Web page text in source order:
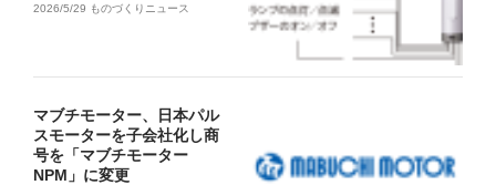
2026/5/29 ものづくりニュース
マブチモーター、日本パル
スモーターを子会社化し商
号を「マブチモーター
NPM」に変更